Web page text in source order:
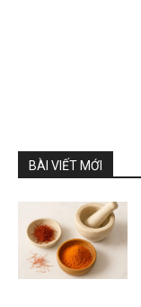
BÀI VIẾT MỚI